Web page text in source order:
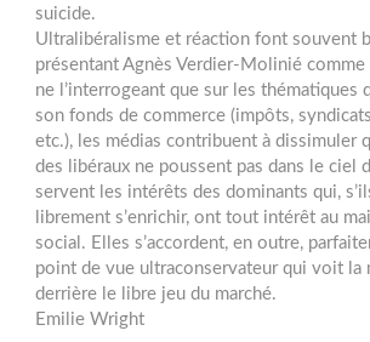
suicide.
Ultralibéralisme et réaction font souvent
présentant Agnès Verdier-Molinié
ne l’interrogeant que sur les thématiques
son fonds de commerce (impôts,
etc.), les médias contribuent à dissimuler
des libéraux ne poussent pas dans le ciel
servent les intérêts des dominants qui,
librement s’enrichir, ont tout intérêt au
social. Elles s’accordent, en outre,
point de vue ultraconservateur qui voit la
derrière le libre jeu du marché.
Emilie Wright